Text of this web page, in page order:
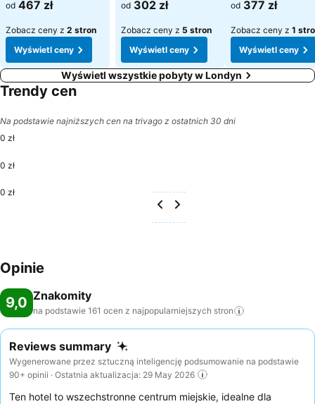
od 467 zł
Zobacz ceny z 2 stron
Wyświetl ceny
od 302 zł
Zobacz ceny z 5 stron
Wyświetl ceny
od 377 zł
Zobacz ceny z 1
Wyświetl ceny
Wyświetl wszystkie pobyty w Londyn
Trendy cen
Na podstawie najniższych cen na trivago z ostatnich 30 dni
0 zł
0 zł
0 zł
Opinie
9,0 Znakomity
na podstawie 161 ocen z najpopularniejszych stron
Reviews summary
Wygenerowane przez sztuczną inteligencję podsumowanie na podstawie
90+ opinii · Ostatnia aktualizacja: 29 May 2026
Ten hotel to wszechstronne centrum miejskie, idealne dla